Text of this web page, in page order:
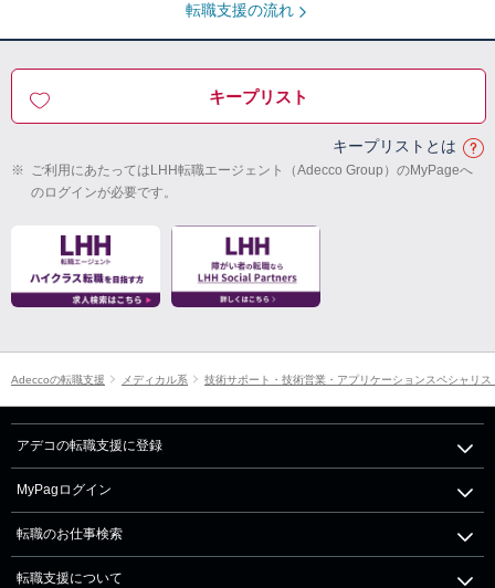
転職支援の流れ
キープリスト
キープリストとは
※ ご利用にあたってはLHH転職エージェント（Adecco Group）のMyPageへ
のログインが必要です。
Adeccoの転職支援 メディカル系 技術サポート・技術営業・アプリケーションスペシャリス
アデコの転職支援に登録
MyPagログイン
転職のお仕事検索
転職支援について